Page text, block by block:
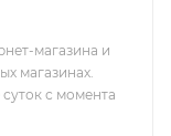
магазина и
магазинах.
с момента